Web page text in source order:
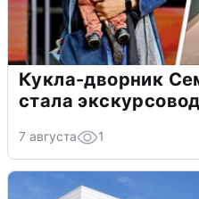
Кукла-дворник
стала
7 августа 1